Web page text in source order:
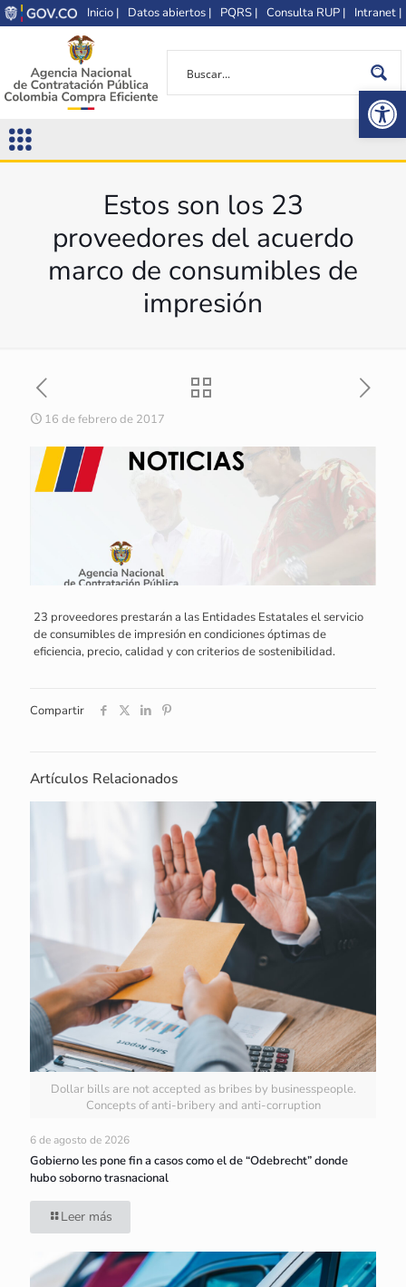
Inicio | Datos abiertos | PQRS | Consulta RUP | Intranet |
Estos son los 23
proveedores del acuerdo
marco de consumibles de
impresión
16 de febrero de 2017
23 proveedores prestarán a las Entidades Estatales el servicio
de consumibles de impresión en condiciones óptimas de
eficiencia, precio, calidad y con criterios de sostenibilidad.
Compartir
Artículos Relacionados
Dollar bills are not accepted as bribes by businesspeople.
Concepts of anti-bribery and anti-corruption
6 de agosto de 2026
Gobierno les pone fin a casos como el de “Odebrecht” donde
hubo soborno trasnacional
Leer más